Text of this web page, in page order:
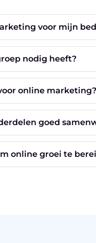
voor mijn
nodig heeft?
online marketing?
goed
online groei te